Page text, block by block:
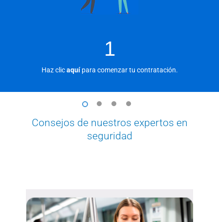
1
Haz clicaquí para comenzar tu contratación.
1
Consejos de nuestros expertos en
seguridad